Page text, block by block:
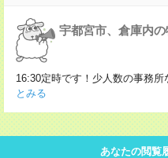
宇都宮市、倉庫内
16:30定時です！少人数の事務
とみる
あなたの閲覧